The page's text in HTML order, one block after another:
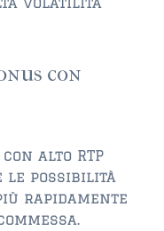
con
alto RTP
le possibilità
rapidamente